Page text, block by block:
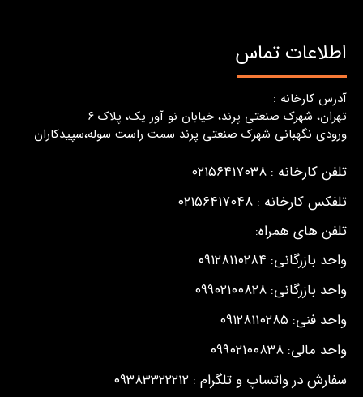
اطلاعات تماس
آدرس کارخانه :
تهران، شهرک صنعتی پرند، خیابان نو آور یک، پلاک ٦
ورودی نگهبانی شهرک صنعتی پرند سمت راست سوله،سپیدکاران
تلفن کارخانه : ۰۲۱۵۶۴۱۷۰۳۸
تلفکس کارخانه : ۰۲۱۵۶۴۱۷۰۴۸
تلفن های همراه:
واحد بازرگانی: ۰۹۱۲۸۱۱۰۲۸۴
واحد بازرگانی: ۰۹۹۰۲۱۰۰۸۲۸
واحد فنی: ۰۹۱۲۸۱۱۰۲۸۵
واحد مالی: ۰۹۹۰۲۱۰۰۸۳۸
سفارش در واتساپ و تلگرام : ۰۹۳۸۳۳۲۲۲۱۲